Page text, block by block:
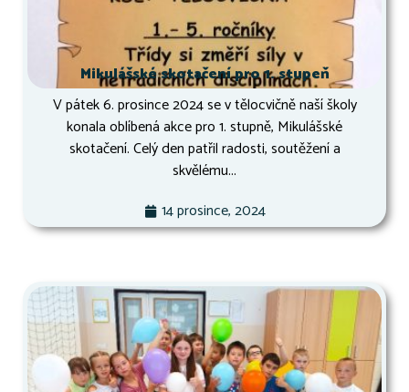
Mikulášské skotačení pro 1. stupeň
V pátek 6. prosince 2024 se v tělocvičně naší školy
konala oblíbená akce pro 1. stupně, Mikulášské
skotačení. Celý den patřil radosti, soutěžení a
skvělému...
14 prosince, 2024